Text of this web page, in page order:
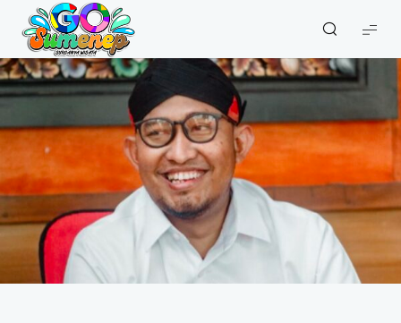
GO
Sumenep
-
Sumenep